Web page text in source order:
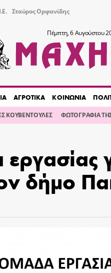
Σταύρος Ορφανίδης
Πέμπτη, 6 Αυγούστου
ΑΓΡΟΤΙΚΑ ΚΟΙΝΩΝΙΑ
ΚΟΥΒΕΝΤΟΥΛΕΣ ΦΩΤΟΓΡΑΦΙΑ
δήμο